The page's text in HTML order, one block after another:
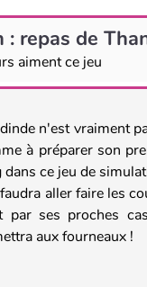
: repas de
aiment ce jeu
n'est vraiment
à préparer son
ce jeu de
aller faire les
par ses proches
aux fourneaux !